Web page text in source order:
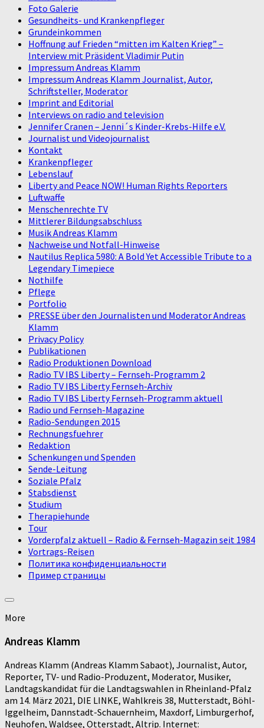
Foto Galerie
Gesundheits- und Krankenpfleger
Grundeinkommen
Hoffnung auf Frieden “mitten im Kalten Krieg” –
Interview mit Präsident Vladimir Putin
Impressum Andreas Klamm
Impressum Andreas Klamm Journalist, Autor,
Schriftsteller, Moderator
Imprint and Editorial
Interviews on radio and television
Jennifer Cranen – Jenni´s Kinder-Krebs-Hilfe e.V.
Journalist und Videojournalist
Kontakt
Krankenpfleger
Lebenslauf
Liberty and Peace NOW! Human Rights Reporters
Luftwaffe
Menschenrechte TV
Mittlerer Bildungsabschluss
Musik Andreas Klamm
Nachweise und Notfall-Hinweise
Nautilus Replica 5980: A Bold Yet Accessible Tribute to a
Legendary Timepiece
Nothilfe
Pflege
Portfolio
PRESSE über den Journalisten und Moderator Andreas
Klamm
Privacy Policy
Publikationen
Radio Produktionen Download
Radio TV IBS Liberty – Fernseh-Programm 2
Radio TV IBS Liberty Fernseh-Archiv
Radio TV IBS Liberty Fernseh-Programm aktuell
Radio und Fernseh-Magazine
Radio-Sendungen 2015
Rechnungsfuehrer
Redaktion
Schenkungen und Spenden
Sende-Leitung
Soziale Pfalz
Stabsdienst
Studium
Therapiehunde
Tour
Vorderpfalz aktuell – Radio & Fernseh-Magazin seit 1984
Vortrags-Reisen
Политика конфиденциальности
Пример страницы
More
Andreas Klamm
Andreas Klamm (Andreas Klamm Sabaot), Journalist, Autor,
Reporter, TV- und Radio-Produzent, Moderator, Musiker,
Landtagskandidat für die Landtagswahlen in Rheinland-Pfalz
am 14. März 2021, DIE LINKE, Wahlkreis 38, Mutterstadt, Böhl-
Iggelheim, Dannstadt-Schauernheim, Maxdorf, Limburgerhof,
Neuhofen, Waldsee, Otterstadt, Altrip. Internet: